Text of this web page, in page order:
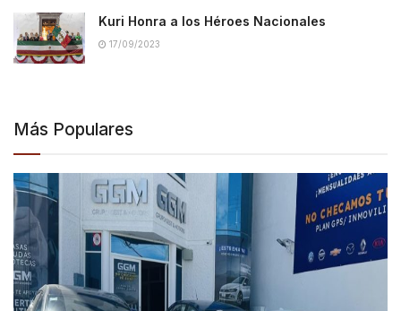
Kuri Honra a los Héroes Nacionales
17/09/2023
Más Populares